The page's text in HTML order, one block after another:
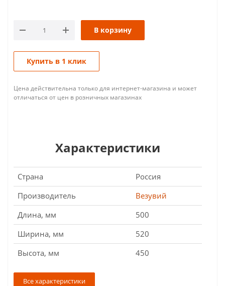
В корзину
Купить в 1 клик
Цена действительна только для интернет-магазина и может
отличаться от цен в розничных магазинах
Характеристики
Страна
Россия
Производитель
Везувий
Длина, мм
500
Ширина, мм
520
Высота, мм
450
Все характеристики